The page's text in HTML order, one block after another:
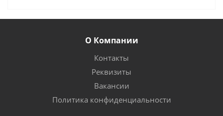
О Компании
Контакты
Реквизиты
Вакансии
Политика конфиденциальности